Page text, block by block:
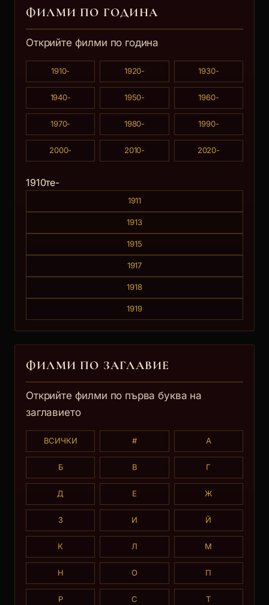
ФИЛМИ ПО ГОДИНА
Открийте филми по година
1910- 1920- 1930-
1940- 1950- 1960-
1970- 1980- 1990-
2000- 2010- 2020-
1910те-
1911
1913
1915
1917
1918
1919
ФИЛМИ ПО ЗАГЛАВИE
Открийте филми по първа буква на
заглавието
ВСИЧКИ # А
Б В Г
Д Е Ж
З И Й
К Л М
Н О П
Р С Т